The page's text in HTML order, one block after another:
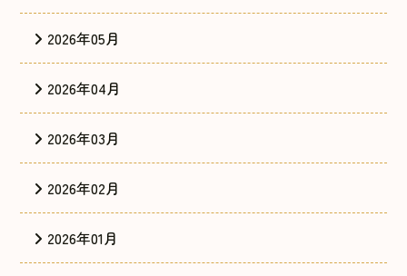
2026年05月
2026年04月
2026年03月
2026年02月
2026年01月